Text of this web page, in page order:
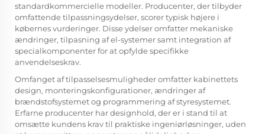
standardkommercielle modeller. Producenter, der tilbyder
omfattende tilpassningsydelser, scorer typisk højere i
købernes vurderinger. Disse ydelser omfatter mekaniske
ændringer, tilpasning af el-systemer samt integration af
specialkomponenter for at opfylde specifikke
anvendelseskrav.
Omfanget af tilpasselsesmuligheder omfatter kabinettets
design, monteringskonfigurationer, ændringer af
brændstofsystemet og programmering af styresystemet.
Erfarne producenter har designhold, der er i stand til at
omsætte kundens krav til praktiske ingeniørløsninger, uden